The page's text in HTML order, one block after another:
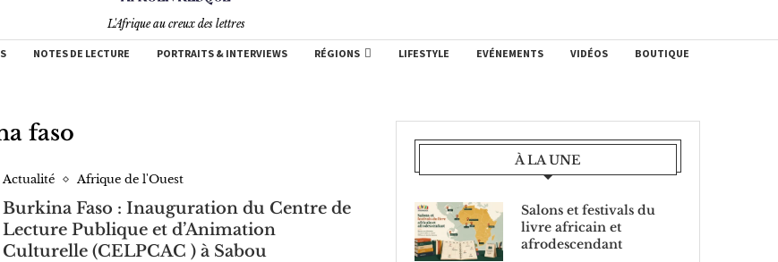
L'Afrique au creux des lettres
NOTES DE LECTURE PORTRAITS & INTERVIEWS RÉGIONS LIFESTYLE EVÉNEMENTS VIDÉOS BOUTIQUE
faso
Actualité Afrique de l'Ouest
Burkina Faso : Inauguration du Centre de
Lecture Publique et d’Animation
Culturelle (CELPCAC ) à Sabou
À LA UNE
Salons et festivals du
livre africain et
afrodescendant